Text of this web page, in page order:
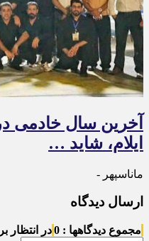
آخرین سال خادمی
ایلام، شاید …
ماناسپهر -
ارسال دیدگاه
مجموع دیدگاهها : 0 در انتظار